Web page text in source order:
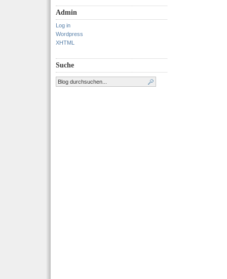
Admin
Log in
Wordpress
XHTML
Suche